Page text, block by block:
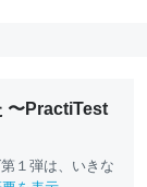
〜PractiTest
１弾は、いきな